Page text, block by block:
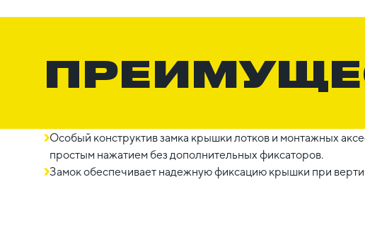
Особый конструктив замка крышки лотков и монтажных
простым нажатием без дополнительных фиксаторов.
Замок обеспечивает надежную фиксацию крышки при